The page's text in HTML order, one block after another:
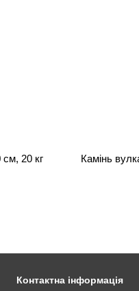
см, 20 кг
Камінь
Контактна інформація